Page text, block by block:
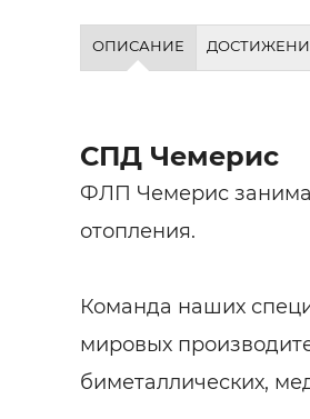
ОПИСАНИЕ
СПД Чемерис
ФЛП Чемерис
отопления.
Команда наших
мировых
биметаллических,